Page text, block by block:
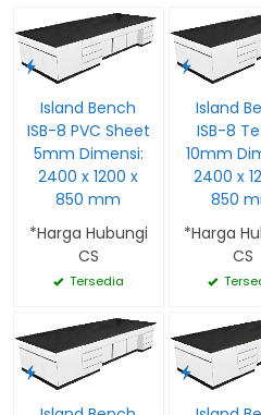
Island Bench
ISB-8 PVC Sheet
5mm Dimensi:
2400 x 1200 x
850 mm
*Harga Hubungi
CS
Tersedia
Island
ISB-8
10mm
2400 x
850
*Harga
CS